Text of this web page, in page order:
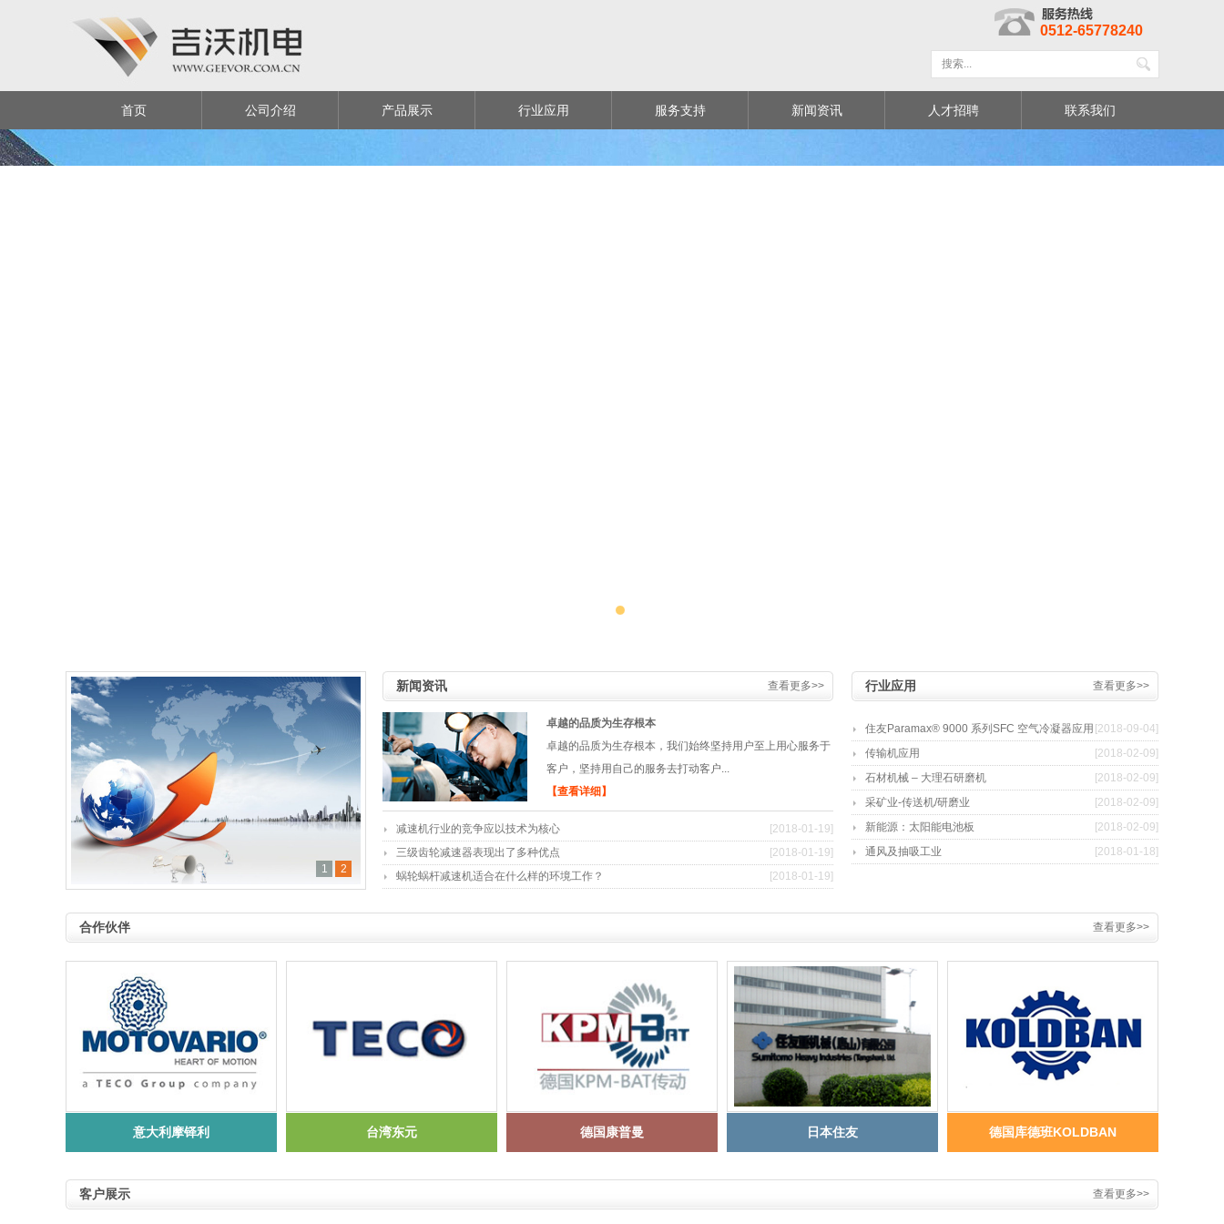
0512-65778240
首页 公司介绍 产品展示 行业应用 服务支持 新闻资讯 人才招聘 联系我们
3 4
1 2
新闻资讯 查看更多>>
卓越的品质为生存根本
卓越的品质为生存根本，我们始终坚持用户至上用心服务于
客户，坚持用自己的服务去打动客户...
【查看详细】
[2018-01-19]
减速机行业的竞争应以技术为核心
[2018-01-19]
三级齿轮减速器表现出了多种优点
[2018-01-19]
蜗轮蜗杆减速机适合在什么样的环境工作？
行业应用 查看更多>>
[2018-09-04]
住友Paramax® 9000 系列SFC 空气冷凝器应用
[2018-02-09]
传输机应用
[2018-02-09]
石材机械 – 大理石研磨机
[2018-02-09]
采矿业-传送机/研磨业
[2018-02-09]
新能源：太阳能电池板
[2018-01-18]
通风及抽吸工业
合作伙伴 查看更多>>
意大利摩铎利 台湾东元 德国康普曼 日本住友 德国库德班KOLDBAN
客户展示 查看更多>>